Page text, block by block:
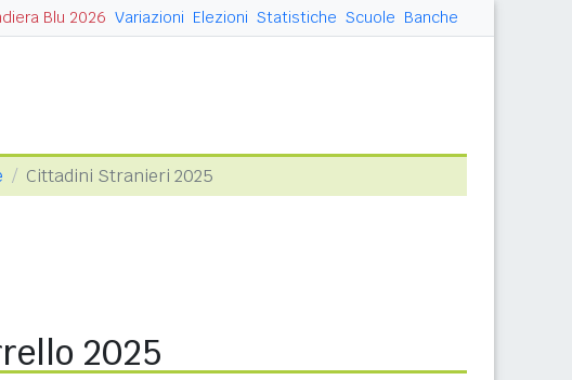
Blu 2026 Variazioni Elezioni Statistiche Scuole Banche
Cittadini Stranieri 2025
2025